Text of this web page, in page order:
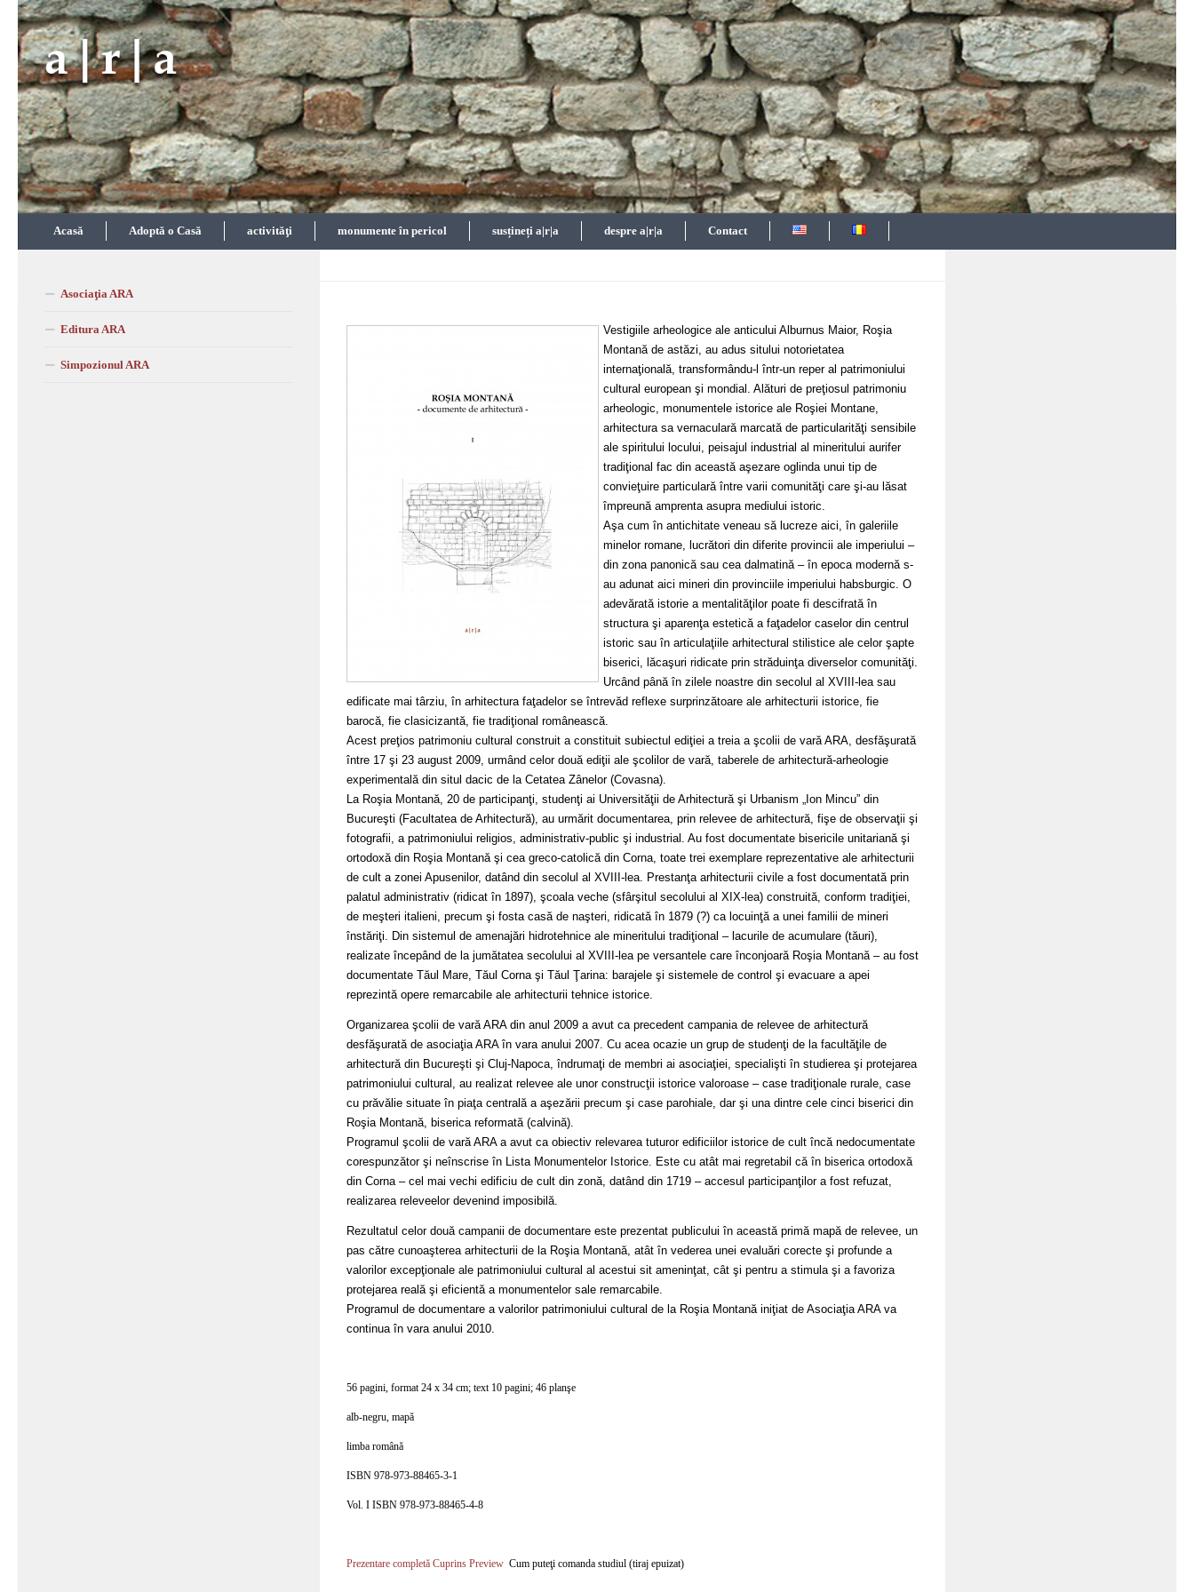
Skip to content
Acasă Adoptă o Casă activităţi monumente în pericol susțineți a|r|a despre a|r|a Contact
Vestigiile arheologice ale anticului Alburnus Maior, Roşia
Montană de astăzi, au adus sitului notorietatea
internaţională, transformându-l într-un reper al patrimoniului
cultural european şi mondial. Alături de preţiosul patrimoniu
arheologic, monumentele istorice ale Roşiei Montane,
arhitectura sa vernaculară marcată de particularităţi sensibile
ale spiritului locului, peisajul industrial al mineritului aurifer
tradiţional fac din această aşezare oglinda unui tip de
convieţuire particulară între varii comunităţi care şi-au lăsat
împreună amprenta asupra mediului istoric.
Aşa cum în antichitate veneau să lucreze aici, în galeriile
minelor romane, lucrători din diferite provincii ale imperiului –
din zona panonică sau cea dalmatină – în epoca modernă s-
au adunat aici mineri din provinciile imperiului habsburgic. O
adevărată istorie a mentalităţilor poate fi descifrată în
structura şi aparenţa estetică a faţadelor caselor din centrul
istoric sau în articulaţiile arhitectural stilistice ale celor şapte
biserici, lăcaşuri ridicate prin străduinţa diverselor comunităţi.
Urcând până în zilele noastre din secolul al XVIII-lea sau
edificate mai târziu, în arhitectura faţadelor se întrevăd reflexe surprinzătoare ale arhitecturii istorice, fie
barocă, fie clasicizantă, fie tradiţional românească.
Acest preţios patrimoniu cultural construit a constituit subiectul ediţiei a treia a şcolii de vară ARA, desfăşurată
între 17 şi 23 august 2009, urmând celor două ediţii ale şcolilor de vară, taberele de arhitectură-arheologie
experimentală din situl dacic de la Cetatea Zânelor (Covasna).
La Roşia Montană, 20 de participanţi, studenţi ai Universităţii de Arhitectură şi Urbanism „Ion Mincu” din
Bucureşti (Facultatea de Arhitectură), au urmărit documentarea, prin relevee de arhitectură, fişe de observaţii şi
fotografii, a patrimoniului religios, administrativ-public şi industrial. Au fost documentate bisericile unitariană şi
ortodoxă din Roşia Montană şi cea greco-catolică din Corna, toate trei exemplare reprezentative ale arhitecturii
de cult a zonei Apusenilor, datând din secolul al XVIII-lea. Prestanţa arhitecturii civile a fost documentată prin
palatul administrativ (ridicat în 1897), şcoala veche (sfârşitul secolului al XIX-lea) construită, conform tradiţiei,
de meşteri italieni, precum şi fosta casă de naşteri, ridicată în 1879 (?) ca locuinţă a unei familii de mineri
înstăriţi. Din sistemul de amenajări hidrotehnice ale mineritului tradiţional – lacurile de acumulare (tăuri),
realizate începând de la jumătatea secolului al XVIII-lea pe versantele care înconjoară Roşia Montană – au fost
documentate Tăul Mare, Tăul Corna şi Tăul Ţarina: barajele şi sistemele de control şi evacuare a apei
reprezintă opere remarcabile ale arhitecturii tehnice istorice.
Organizarea şcolii de vară ARA din anul 2009 a avut ca precedent campania de relevee de arhitectură
desfăşurată de asociaţia ARA în vara anului 2007. Cu acea ocazie un grup de studenţi de la facultăţile de
arhitectură din Bucureşti şi Cluj-Napoca, îndrumaţi de membri ai asociaţiei, specialişti în studierea şi protejarea
patrimoniului cultural, au realizat relevee ale unor construcţii istorice valoroase – case tradiţionale rurale, case
cu prăvălie situate în piaţa centrală a aşezării precum şi case parohiale, dar şi una dintre cele cinci biserici din
Roşia Montană, biserica reformată (calvină).
Programul şcolii de vară ARA a avut ca obiectiv relevarea tuturor edificiilor istorice de cult încă nedocumentate
corespunzător şi neînscrise în Lista Monumentelor Istorice. Este cu atât mai regretabil că în biserica ortodoxă
din Corna – cel mai vechi edificiu de cult din zonă, datând din 1719 – accesul participanţilor a fost refuzat,
realizarea releveelor devenind imposibilă.
Rezultatul celor două campanii de documentare este prezentat publicului în această primă mapă de relevee, un
pas către cunoaşterea arhitecturii de la Roşia Montană, atât în vederea unei evaluări corecte şi profunde a
valorilor excepţionale ale patrimoniului cultural al acestui sit ameninţat, cât şi pentru a stimula şi a favoriza
protejarea reală şi eficientă a monumentelor sale remarcabile.
Programul de documentare a valorilor patrimoniului cultural de la Roşia Montană iniţiat de Asociaţia ARA va
continua în vara anului 2010.
56 pagini, format 24 x 34 cm; text 10 pagini; 46 planşe
alb-negru, mapă
limba română
ISBN 978-973-88465-3-1
Vol. I ISBN 978-973-88465-4-8
Prezentare completă Cuprins Preview Cum puteţi comanda studiul (tiraj epuizat)
Asociaţia ARA
Editura ARA
Simpozionul ARA